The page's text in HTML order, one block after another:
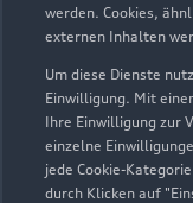
werden. Cookies,
externen Inhalten
Um diese Dienste
Einwilligung. Mit
Ihre Einwilligung zur
einzelne
jede Cookie-
durch Klicken auf
Geschlossen
Teile- und
Geschlossen